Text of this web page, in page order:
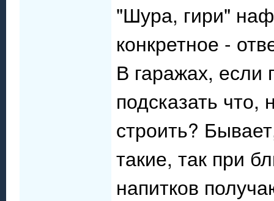
"Шура, гири"
конкретное -
В гаражах, если
подсказать что,
строить?
такие, так при
напитков